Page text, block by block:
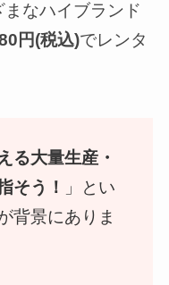
なハイブランド
円(税込)でレンタ
る大量生産・
そう！
」とい
背景にありま